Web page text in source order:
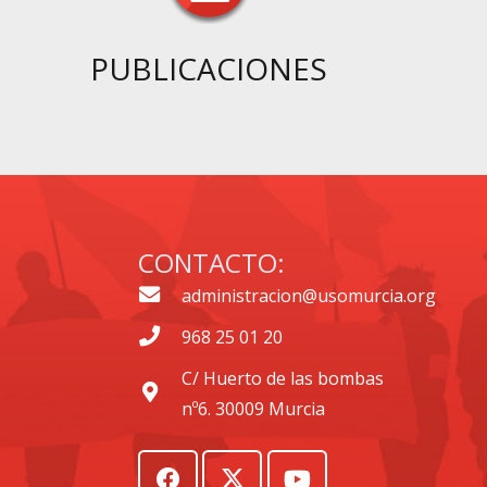
PUBLICACIONES
CONTACTO:
administracion@usomurcia.org
968 25 01 20
C/ Huerto de las bombas
nº6. 30009 Murcia